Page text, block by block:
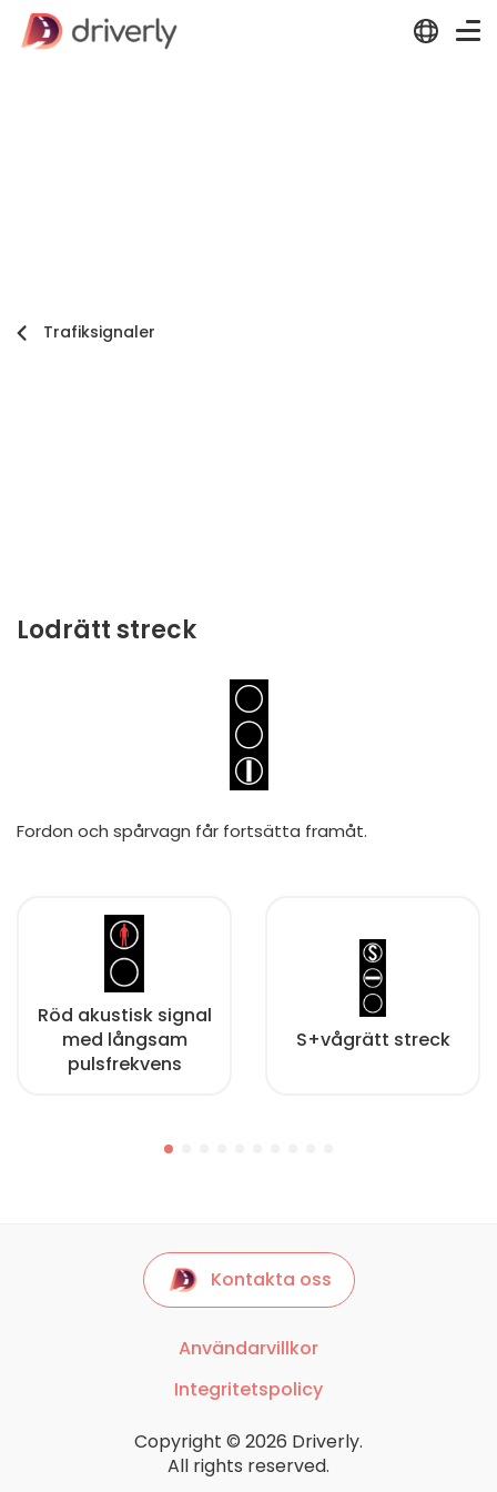
Trafiksignaler
Lodrätt streck
Fordon och spårvagn får fortsätta framåt.
Röd akustisk signal
med långsam
pulsfrekvens
S+vågrätt streck
Kontakta oss
Användarvillkor
Integritetspolicy
Copyright © 2026 Driverly.
All rights reserved.